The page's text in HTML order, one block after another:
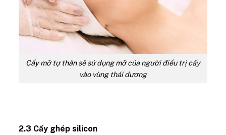
Cấy mỡ tự thân sẽ sử dụng mỡ của người điều trị cấy
vào vùng thái dương
2.3 Cấy ghép silicon